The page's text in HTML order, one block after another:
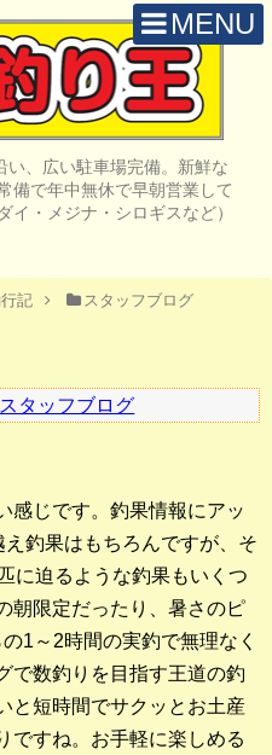
MENU
、広い駐車場完備。新鮮な
備で年中無休で早朝営業して
イ・メジナ・シロギスなど）
記 スタッフブログ
スタッフブログ
感じです。釣果情報にアッ
釣果はもちろんですが、そ
に迫るような釣果もいくつ
朝限定だったり、暑さのピ
1～2時間の実釣で無理なく
で数釣りを目指す王道の釣
と短時間でサクッとお土産
ですね。お手軽に楽しめる